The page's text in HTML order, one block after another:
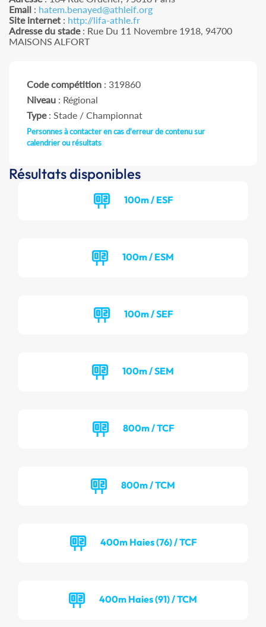
Email : hatem.benayed@athleif.org
Site internet : http://lifa-athle.fr
Adresse du stade: Rue Du 11 Novembre 1918, 94700
MAISONS ALFORT
Code compétition : 319860
Niveau : Régional
Type: Stade / Championnat
Personnes à contacter en cas d'erreur de contenu sur
calendrier ou résultats
Résultats disponibles
100m / ESF
100m / ESM
100m / SEF
100m / SEM
800m / TCF
800m / TCM
400m Haies (76) / TCF
400m Haies (91) / TCM